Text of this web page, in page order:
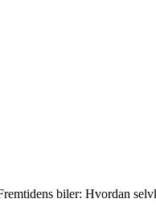
biler: Hvordan